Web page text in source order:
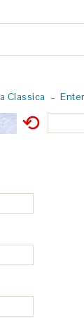
Classica –
⟲